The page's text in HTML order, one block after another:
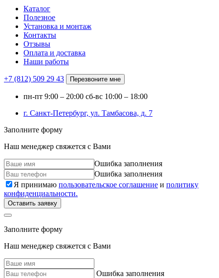
Каталог
Полезное
Установка и монтаж
Контакты
Отзывы
Оплата и доставка
Наши работы
+7 (812) 509 29 43 Перезвоните мне
пн-пт 9:00 – 20:00 сб-вс 10:00 – 18:00
г. Санкт-Петербург, ул. Тамбасова, д. 7
Заполните форму
Наш менеджер свяжется с Вами
Ошибка заполнения
Ошибка заполнения
Я принимаю пользовательское соглашение и политику
конфиденциальности.
Оставить заявку
Заполните форму
Наш менеджер свяжется с Вами
Ошибка заполнения